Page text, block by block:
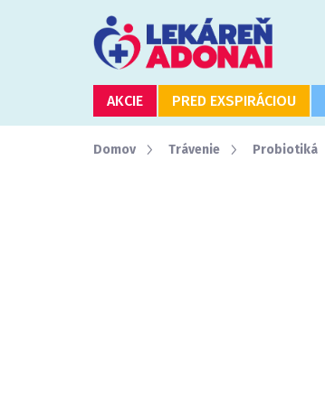
AKCIE PRED EXSPIRÁCIOU
Domov Trávenie Probiotiká